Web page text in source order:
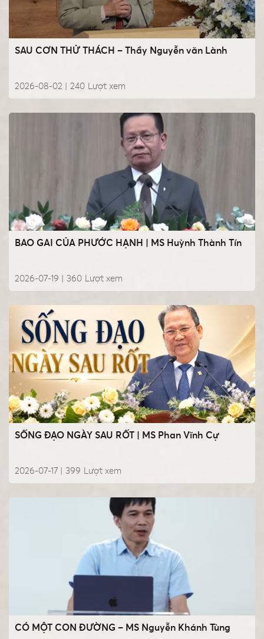
SAU CƠN THỬ THÁCH – Thầy Nguyễn văn Lành
2026-08-02 | Lượt xem
240
BAO GAI CỦA PHƯỚC HẠNH | MS Huỳnh Thành Tín
2026-07-19 | Lượt xem
360
SỐNG ĐẠO NGÀY SAU RỐT | MS Phan Vĩnh Cự
2026-07-17 | Lượt xem
399
CÓ MỘT CON ĐƯỜNG – MS Nguyễn Khánh Tùng